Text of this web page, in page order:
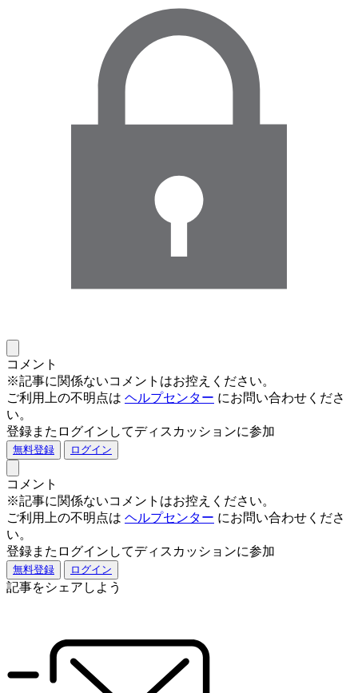
コメント
※記事に関係ないコメントはお控えください。
ご利用上の不明点は ヘルプセンター にお問い合わせくださ
い。
登録またログインしてディスカッションに参加
無料登録 ログイン
コメント
※記事に関係ないコメントはお控えください。
ご利用上の不明点は ヘルプセンター にお問い合わせくださ
い。
登録またログインしてディスカッションに参加
無料登録 ログイン
記事をシェアしよう